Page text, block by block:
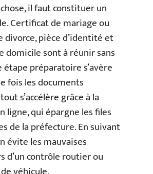
il faut constituer un
Certificat de mariage ou
pièce d’identité et
domicile sont à réunir sans
préparatoire s’avère
fois les documents
s’accélère grâce à la
ligne, qui épargne les files
de la préfecture. En suivant
évite les mauvaises
d’un contrôle routier ou